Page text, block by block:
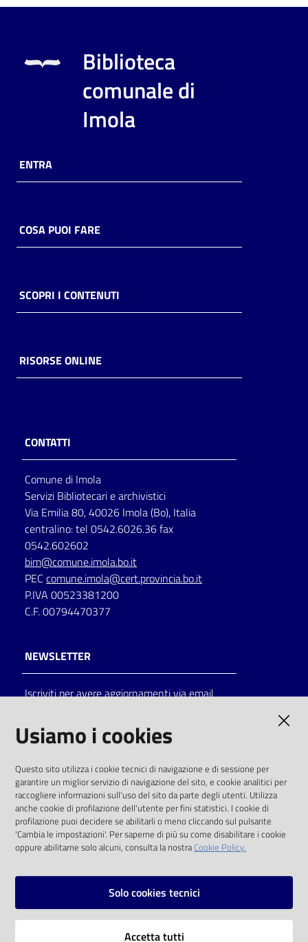
Biblioteca
comunale di
Imola
ENTRA
COSA PUOI FARE
SCOPRI I CONTENUTI
RISORSE ONLINE
CONTATTI
Comune di Imola
Servizi Bibliotecari e archivistici
Via Emilia 80, 40026 Imola (Bo), Italia
centralino: tel 0542.6026.36 fax
0542.602602
bim@comune.imola.bo.it
PEC comune.imola@cert.provincia.bo.it
P.IVA 00523381200
C.F. 00794470377
NEWSLETTER
Iscriviti per avere aggiornamenti via email
solo alle condizioni previste dalla direttiva
comunitaria 2003/98/CE e dal d.lgs. 36/2006
SOCIAL
Instagram
Vai alla pagina
Usiamo i cookies
Questo sito utilizza i cookie tecnici di navigazione e di sessione per
garantire un miglior servizio di navigazione del sito, e cookie analitici per
raccogliere informazioni sull'uso del sito da parte degli utenti. Utilizza
anche cookie di profilazione dell'utente per fini statistici. I cookie di
profilazione puoi decidere se abilitarli o meno cliccando sul pulsante
'Cambia le impostazioni'. Per saperne di più su come disabilitare i cookie
oppure abilitarne solo alcuni, consulta la nostraCookie Policy.
Solo cookies tecnici
Accetta tutti